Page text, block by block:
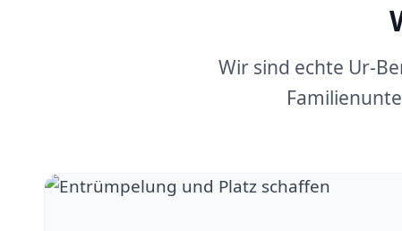
Wir sind echte Ur-